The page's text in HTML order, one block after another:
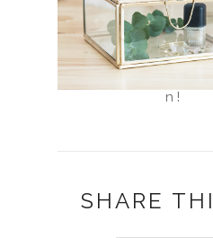
SHARE